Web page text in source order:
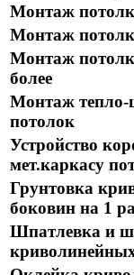
Монтаж
Монтаж
Монтаж
более
Монтаж тепло-
потолок
Устройство
мет.каркасу
Грунтовка
боковин на 1
Шпатлевка и